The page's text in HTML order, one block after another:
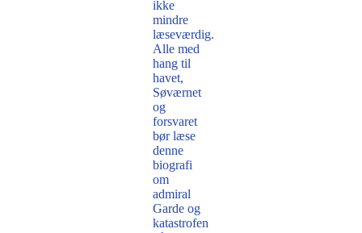
ikke
mindre
læseværdig.
Alle med
hang til
havet,
Søværnet
og
forsvaret
bør læse
denne
biografi
om
admiral
Garde og
katastrofen